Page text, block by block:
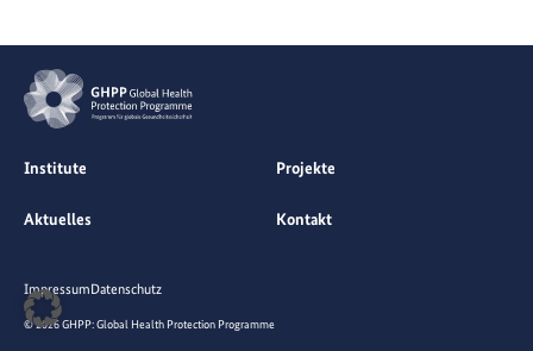
Institute Projekte
Aktuelles Kontakt
© 2026 GHPP: Global Health Protection Programme
ImpressumDatenschutz